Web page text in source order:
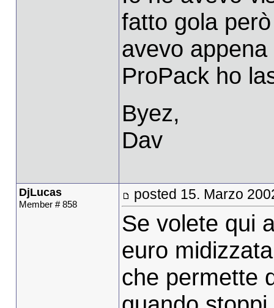
fatto gola
avevo
ProPack ho
Byez,
Dav
DjLucas
Member # 858
posted 15. Marzo
Se volete qui
euro
che permette